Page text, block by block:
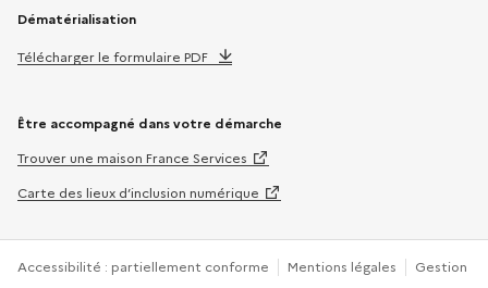
Dématérialisation
Télécharger le formulaire PDF
Être accompagné dans votre démarche
Trouver une maison France Services
Carte des lieux d’inclusion numérique
Accessibilité : partiellement conforme Mentions légales Gestion